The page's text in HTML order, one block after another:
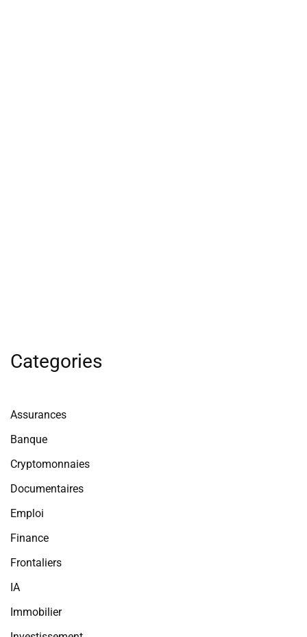
Categories
Assurances
Banque
Cryptomonnaies
Documentaires
Emploi
Finance
Frontaliers
IA
Immobilier